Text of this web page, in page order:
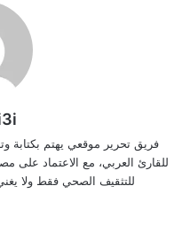
فريق تحرير موقعي يهتم بكتابة
للقارئ العربي، مع الاعتماد على
للتثقيف الصحي فقط ولا